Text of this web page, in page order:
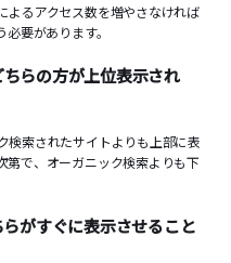
よるアクセス数を増やさなければ
要があります。
らの方が上位表示され
検索されたサイトよりも上部に表
第で、オーガニック検索よりも下
がすぐに表示させること